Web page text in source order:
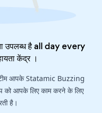
उपलब्ध है all day every
केंद्र।
टीम आपके Statamic Buzzing
आपके लिए काम करने के लिए
है।